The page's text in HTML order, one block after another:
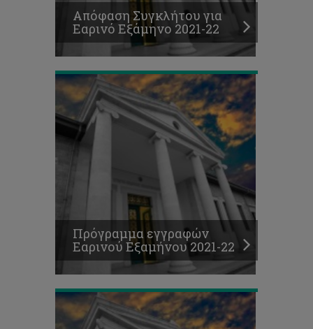
Απόφαση Συγκλήτου για
Εαρινό Εξάμηνο 2021-22
Εξαμήνου
2021-
22
Πρόγραμμα εγγραφών
Εαρινού Εξαμήνου 2021-22
Θέσεις
για
παρακολούθηση
μαθημάτων
περιστασιακή
Εαρινό
Εξάμηνο
2021-
22